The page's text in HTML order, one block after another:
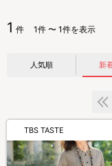
1 件 1件 〜 1件を表示
人気順 新
TBS TASTE